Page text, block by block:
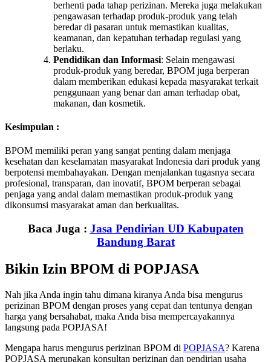
berhenti pada tahap perizinan. Mereka juga melakukan
pengawasan terhadap produk-produk yang telah
beredar di pasaran untuk memastikan kualitas,
keamanan, dan kepatuhan terhadap regulasi yang
berlaku.
Pendidikan dan Informasi: Selain mengawasi
produk-produk yang beredar, BPOM juga berperan
dalam memberikan edukasi kepada masyarakat terkait
penggunaan yang benar dan aman terhadap obat,
makanan, dan kosmetik.
Kesimpulan :
BPOM memiliki peran yang sangat penting dalam menjaga
kesehatan dan keselamatan masyarakat Indonesia dari produk yang
berpotensi membahayakan. Dengan menjalankan tugasnya secara
profesional, transparan, dan inovatif, BPOM berperan sebagai
penjaga yang andal dalam memastikan produk-produk yang
dikonsumsi masyarakat aman dan berkualitas.
Baca Juga : Jasa Pendirian UD Kabupaten
Bandung Barat
Bikin Izin BPOM di POPJASA
Nah jika Anda ingin tahu dimana kiranya Anda bisa mengurus
perizinan BPOM dengan proses yang cepat dan tentunya dengan
harga yang bersahabat, maka Anda bisa mempercayakannya
langsung pada POPJASA!
Mengapa harus mengurus perizinan BPOM di POPJASA? Karena
POPJASA merupakan konsultan perizinan dan pendirian usaha